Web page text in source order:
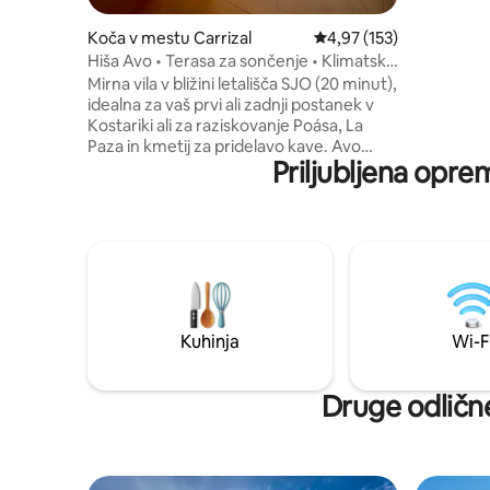
Koča v mestu Carrizal Povprečna ocena: 4,97
4,97 (153)
Hiša Avo • Terasa za sončenje • Klimatska
naprava • Blizu letališča SJO
Mirna vila v bližini letališča SJO (20 minut),
idealna za vaš prvi ali zadnji postanek v
Kostariki ali za raziskovanje Poása, La
Paza in kmetij za pridelavo kave. Avo
House ponuja klimatsko napravo, hiter
Wi-Fi, kuhinjo in zasebno teraso za
ali delavce na daljavo, ki iščejo udobje,
zasebnost in sproščujoče bivanje. Cesta
je asfaltirana, vozilo 4x4 ni potrebno,
Uber pa dobro deluje. Gracia Verde se
Priljubljena
Kuhinja Wi-
Druge